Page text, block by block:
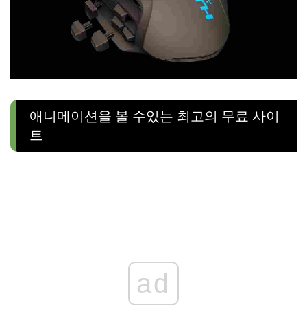
애니메이션을 볼 수있는 최고의 무료 사이
트
ad